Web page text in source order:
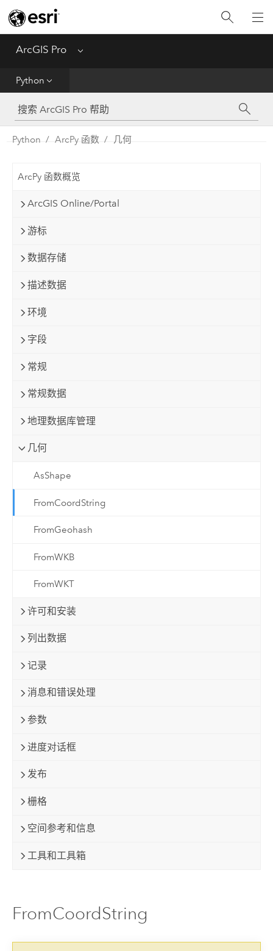
ArcGIS Pro Menu
Python
工具参考
Python
Python ArcPy 函数 几何
ArcPy 函数概览
ArcGIS Online/Portal
游标
数据存储
描述数据
环境
字段
常规
常规数据
地理数据库管理
几何
AsShape
FromCoordString
FromGeohash
FromWKB
FromWKT
许可和安装
列出数据
记录
消息和错误处理
参数
进度对话框
发布
栅格
空间参考和信息
工具和工具箱
FromCoordString